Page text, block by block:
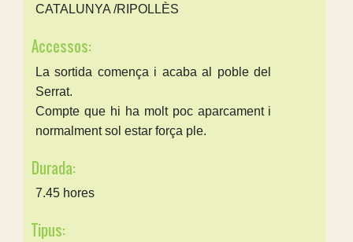
CATALUNYA /RIPOLLÈS
Accessos:
La sortida comença i acaba al poble del
Serrat.
Compte que hi ha molt poc aparcament i
normalment sol estar força ple.
Durada:
7.45 hores
Tipus: